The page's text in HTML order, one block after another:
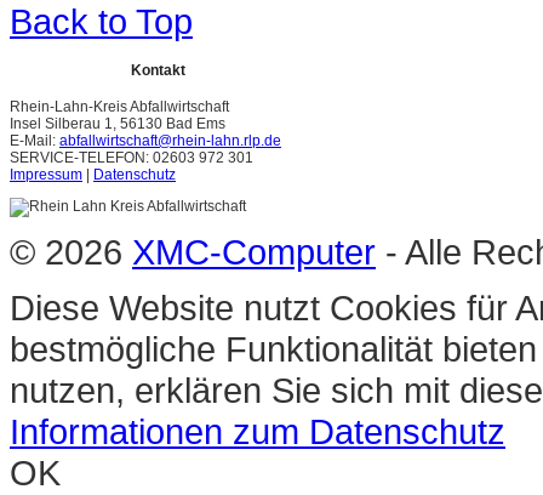
Back to Top
Kontakt
Rhein-Lahn-Kreis Abfallwirtschaft
Insel Silberau 1, 56130 Bad Ems
E-Mail: abfallwirtschaft@rhein-lahn.rlp.de
SERVICE-TELEFON: 02603 972 301
Impressum
Datenschutz
© 2026 XMC-Computer - Alle
Diese Website nutzt Cookies für
bestmögliche Funktionalität
nutzen, erklären Sie sich mit
Informationen zum Datenschutz
OK